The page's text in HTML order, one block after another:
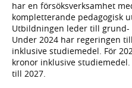
har en försöksverksamhet
kompletterande pedagogisk
Utbildningen leder till grund-
Under 2024 har regeringen
inklusive studiemedel. För
kronor inklusive
till 2027.